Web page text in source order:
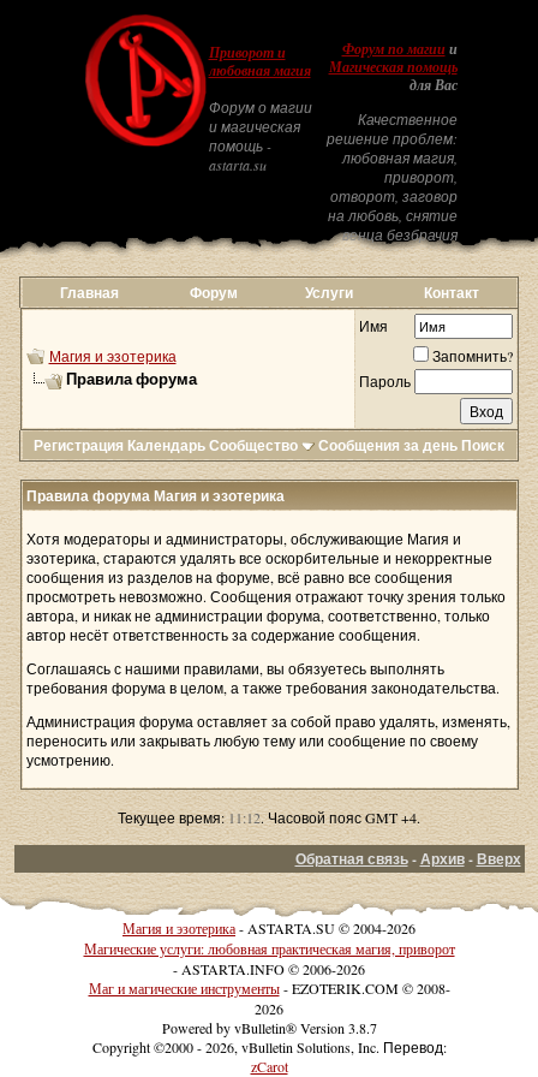
Приворот и
любовная магия
Форум о магии
и магическая
помощь -
astarta.su
Форум по магиии
Магическая помощь
для Вас
Качественное
решение проблем:
любовная магия,
приворот,
отворот, заговор
на любовь, снятие
венца безбрачия
Главная Форум Услуги Контакт
Магия и эзотерика
Правила форума
Имя
Запомнить?
Пароль
Регистрация КалендарьСообщество Сообщения за день Поиск
Правила форума Магия и эзотерика
Хотя модераторы и администраторы, обслуживающие Магия и
эзотерика, стараются удалять все оскорбительные и некорректные
сообщения из разделов на форуме, всё равно все сообщения
просмотреть невозможно. Сообщения отражают точку зрения только
автора, и никак не администрации форума, соответственно, только
автор несёт ответственность за содержание сообщения.
Соглашаясь с нашими правилами, вы обязуетесь выполнять
требования форума в целом, а также требования законодательства.
Администрация форума оставляет за собой право удалять, изменять,
переносить или закрывать любую тему или сообщение по своему
усмотрению.
Текущее время:11:12. Часовой пояс GMT +4.
Обратная связь-Архив-Вверх
Магия и эзотерика- ASTARTA.SU © 2004-2026
Магические услуги: любовная практическая магия, приворот
- ASTARTA.INFO © 2006-2026
Маг и магические инструменты- EZOTERIK.COM © 2008-
2026
Powered by vBulletin® Version 3.8.7
Copyright ©2000 - 2026, vBulletin Solutions, Inc. Перевод:
zCarot